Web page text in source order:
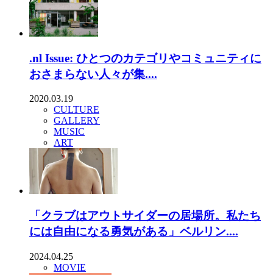
.nl Issue: ひとつのカテゴリやコミュニティに
おさまらない人々が集....
2020.03.19
CULTURE
GALLERY
MUSIC
ART
「クラブはアウトサイダーの居場所。私たち
には自由になる勇気がある」ベルリン....
2024.04.25
MOVIE